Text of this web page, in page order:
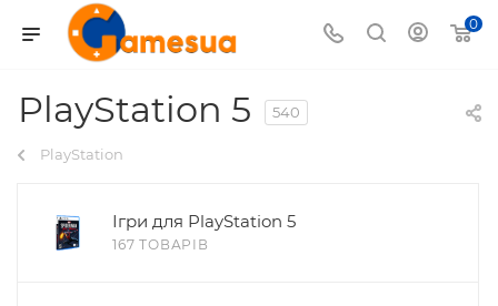
0
PlayStation 5 540
PlayStation
Ігри для PlayStation 5
167 ТОВАРІВ